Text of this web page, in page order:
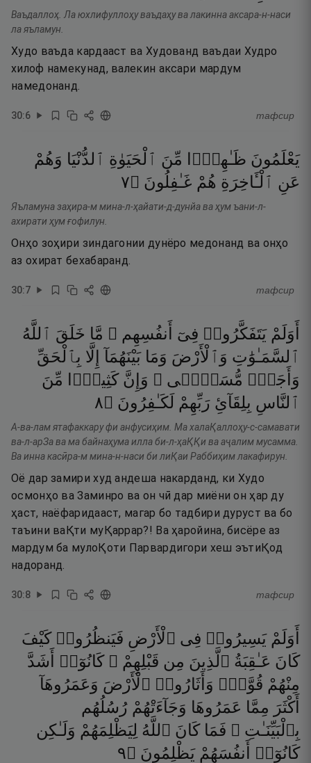
Ваъдаллоҳ. Ла юхлифуллоҳу ваъдаҳу ва лакинна аксара-н-наси
ла яъламун.
Худо ваъда кардааст ва Худованд ваъдаи Худро
хилоф намекунад, валекин аксари мардум
намедонанд.
30:6 тафсир
يَعْلَمُونَ ظَـٰهِرًۭا مِّنَ ٱلْحَيَوٰةِ ٱلدُّنْيَا وَهُمْ
عَنِ ٱلْـَٔاخِرَةِ هُمْ غَـٰفِلُونَ ۝٧
Яъламуна заҳира-м мина-л-ҳайати-д-дунйа ва ҳум ъани-л-
ахирати ҳум ғофилун.
Онҳо зоҳири зиндагонии дунёро медонанд ва онҳо
аз охират бехабаранд.
30:7 тафсир
أَوَلَمْ يَتَفَكَّرُوا۟ فِىٓ أَنفُسِهِم ۗ مَّا خَلَقَ ٱللَّهُ
ٱلسَّمَـٰوَٰتِ وَٱلْأَرْضَ وَمَا بَيْنَهُمَآ إِلَّا بِٱلْحَقِّ
وَأَجَلٍۢ مُّسَمًّۭى ۗ وَإِنَّ كَثِيرًۭا
مِّنَ
ٱلنَّاسِ بِلِقَآئِ رَبِّهِمْ لَكَـٰفِرُونَ ۝٨
А-ва-лам ятафаккару фи анфусиҳим. Ма халаҚаллоҳу-с-самавати
ва-л-арЗа ва ма байнаҳума илла би-л-ҳаҚҚи ва аҷалим мусамма.
Ва инна касӣра-м мина-н-наси би лиҚаи Раббиҳим лакафирун.
Оё дар замири худ андеша накарданд, ки Худо
осмонҳо ва Заминро ва он чӣ дар миёни он ҳар ду
ҳаст, наёфаридааст, магар бо тадбири дуруст ва бо
таъини ваҚти муҚаррар?! Ва ҳаройина, бисёре аз
мардум ба мулоҚоти Парвардигори хеш эътиҚод
надоранд.
30:8 тафсир
أَوَلَمْ يَسِيرُوا۟ فِى ٱلْأَرْضِ فَيَنظُرُوا۟ كَيْفَ
كَانَ عَـٰقِبَةُ ٱلَّذِينَ مِن قَبْلِهِمْ ۚ كَانُوٓا۟
أَشَدَّ
مِنْهُمْ قُوَّةًۭ وَأَثَارُوا۟ ٱلْأَرْضَ وَعَمَرُوهَآ
أَكْثَرَ مِمَّا عَمَرُوهَا وَجَآءَتْهُمْ رُسُلُهُم
بِٱلْبَيِّنَـٰتِ ۖ فَمَا كَانَ ٱللَّهُ لِيَظْلِمَهُمْ وَلَـٰكِن
كَانُوٓا۟
أَنفُسَهُمْ يَظْلِمُونَ ۝٩